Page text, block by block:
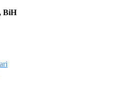
BiH